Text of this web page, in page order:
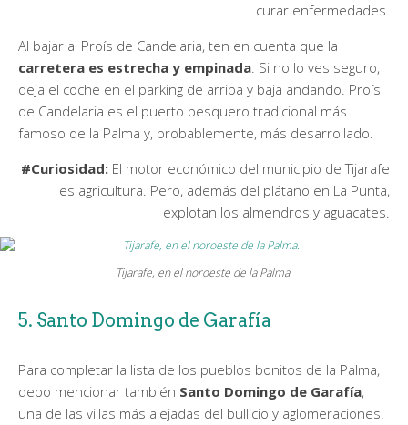
curar enfermedades.
Al bajar al Proís de Candelaria, ten en cuenta que la
carretera es estrecha y empinada. Si no lo ves seguro,
deja el coche en el parking de arriba y baja andando. Proís
de Candelaria es el puerto pesquero tradicional más
famoso de la Palma y, probablemente, más desarrollado.
#Curiosidad: El motor económico del municipio de Tijarafe
es agricultura. Pero, además del plátano en La Punta,
explotan los almendros y aguacates.
Tijarafe, en el noroeste de la Palma.
5. Santo Domingo de Garafía
Para completar la lista de los pueblos bonitos de la Palma,
debo mencionar también Santo Domingo de Garafía,
una de las villas más alejadas del bullicio y aglomeraciones.